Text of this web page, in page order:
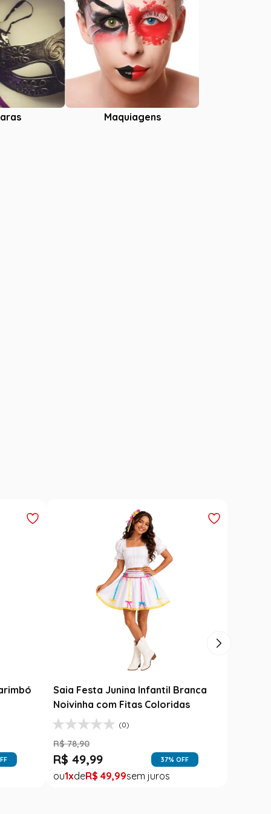
Maquiagens
Saia Festa Junina Infantil Branca
Noivinha com Fitas Coloridas
(0)
R$ 78,90
R$ 49,99 37% OFF
1 R$ 49,99